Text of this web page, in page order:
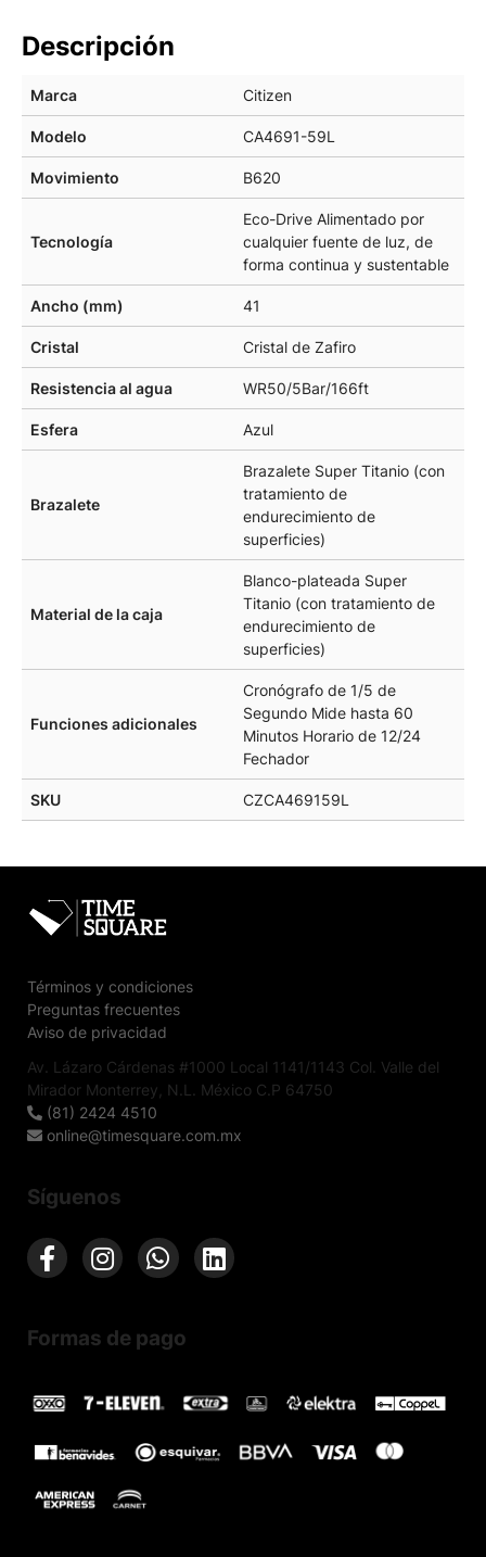
Descripción
Marca Citizen
Modelo CA4691-59L
Movimiento B620
Tecnología
Eco-Drive Alimentado por
cualquier fuente de luz, de
forma continua y sustentable
Ancho (mm) 41
Cristal Cristal de Zafiro
Resistencia al agua WR50/5Bar/166ft
Esfera Azul
Brazalete
Brazalete Super Titanio (con
tratamiento de
endurecimiento de
superficies)
Material de la caja
Blanco-plateada Super
Titanio (con tratamiento de
endurecimiento de
superficies)
Funciones adicionales
Cronógrafo de 1/5 de
Segundo Mide hasta 60
Minutos Horario de 12/24
Fechador
SKU CZCA469159L
Términos y condiciones
Preguntas frecuentes
Aviso de privacidad
Av. Lázaro Cárdenas #1000 Local 1141/1143 Col. Valle del
Mirador Monterrey, N.L. México C.P 64750
(81) 2424 4510
online@timesquare.com.mx
Síguenos
Formas de pago